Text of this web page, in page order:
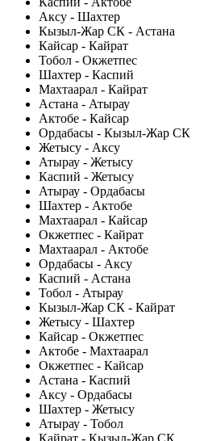
Аксу - Шахтер
Кызыл-Жар СК - Астана
Кайсар - Кайрат
Тобол - Окжетпес
Шахтер - Каспий
Махтаарал - Кайрат
Астана - Атырау
Актобе - Кайсар
Ордабасы - Кызыл-Жар СК
Жетысу - Аксу
Атырау - Жетысу
Каспий - Жетысу
Атырау - Ордабасы
Шахтер - Актобе
Махтаарал - Кайсар
Окжетпес - Кайрат
Махтаарал - Актобе
Ордабасы - Аксу
Каспий - Астана
Тобол - Атырау
Кызыл-Жар СК - Кайрат
Жетысу - Шахтер
Кайсар - Окжетпес
Актобе - Махтаарал
Окжетпес - Кайсар
Астана - Каспий
Аксу - Ордабасы
Шахтер - Жетысу
Атырау - Тобол